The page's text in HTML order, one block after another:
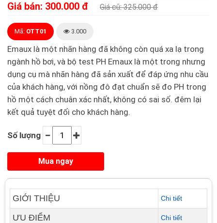
Giá bán: 300.000 đ Giá cũ: 325.000 đ
Mã: OTT01 3.000
Emaux là một nhãn hàng đã không còn quá xa lạ trong
ngành hồ bơi, và bộ test PH Emaux là một trong nhưng
dụng cụ mà nhãn hàng đã sản xuất để đáp ứng nhu cầu
của khách hàng, với nồng đô đạt chuẩn sẽ đo PH trong
hồ một cách chuân xác nhất, không có sai số. đêm lại
kết quả tuyệt đối cho khách hàng.
Số lượng
GIỚI THIỆU Chi tiết
ƯU ĐIỂM Chi tiết